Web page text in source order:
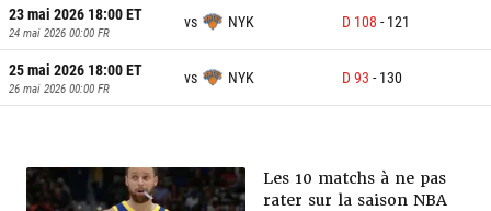
23 mai 2026 18:00ET
24 mai 2026 00:00 FR
vs NYK D 108 - 121
25 mai 2026 18:00ET
26 mai 2026 00:00 FR
vs NYK D 93 - 130
Les 10 matchs à ne pas
rater sur la saison NBA